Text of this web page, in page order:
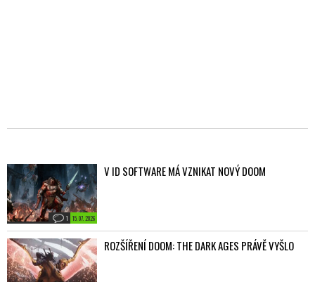
15. 07. 2026
1
V ID SOFTWARE MÁ VZNIKAT NOVÝ DOOM
ROZŠÍŘENÍ DOOM: THE DARK AGES PRÁVĚ VYŠLO